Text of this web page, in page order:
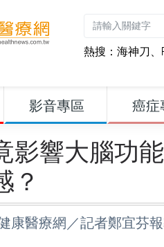
熱搜： 海神刀 、
影音專區 癌症
影響大腦功
？
康醫療網／記者鄭宜芬